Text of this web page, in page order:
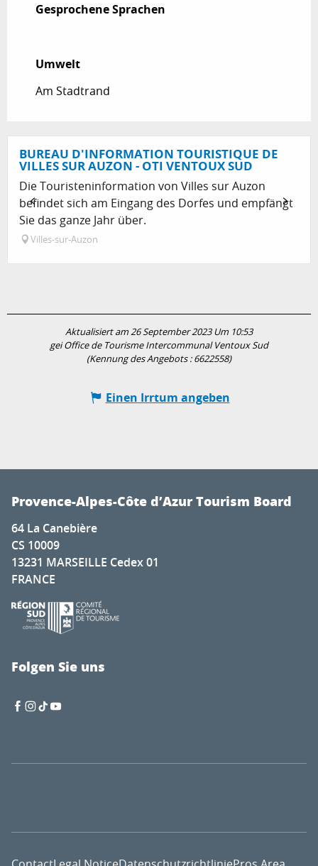
Gesprochene Sprachen
Gesprochene Sprachen
Umwelt
Umwelt
Am Stadtrand
BUREAU D'INFORMATION TOURISTIQUE DE
VILLES SUR AUZON - OTI VENTOUX SUD
Die Touristeninformation von Villes sur Auzon
befindet sich am Eingang des Dorfes und empfängt
Sie das ganze Jahr über.
Villes-sur-Auzon
Aktualisiert am 26 September 2023 Um 10:53
gei Office de Tourisme Intercommunal Ventoux Sud
(Kennung des Angebots :6622558)
Einen Irrtum angeben
Provence-Alpes-Côte d’Azur Tourism Board
64 La Canebière
CS 10009
13231 MARSEILLE Cedex 01
FRANCE
Folgen Sie uns